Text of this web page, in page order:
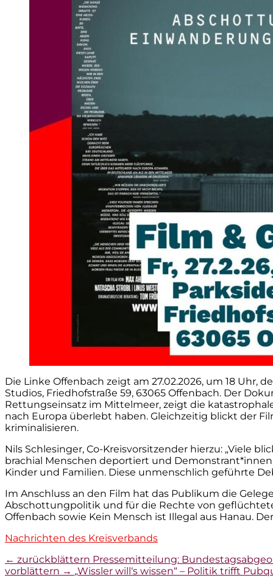
Die Linke Offenbach zeigt am 27.02.2026, um 18
Studios, Friedhofstraße 59, 63065 Offenbach. Der
Rettungseinsatz im Mittelmeer, zeigt die
nach Europa überlebt haben. Gleichzeitig blickt der
kriminalisieren.
Nils Schlesinger, Co-Kreisvorsitzender hierzu: „Viele
brachial Menschen deportiert und
Kinder und Familien. Diese unmenschlich geführte
Im Anschluss an den Film hat das Publikum die
Abschottungpolitik und für die Rechte von
Offenbach sowie Kein Mensch ist Illegal aus Hanau.
Kategorien
Nachrichten des Kreisverbands
Beitragsnavigation
← zurückblättern Vorheriger
Beitrag:
Pressemitteilung:
vorblättern → Nächster
„Wissler will‘s wissen“ – Politik trifft